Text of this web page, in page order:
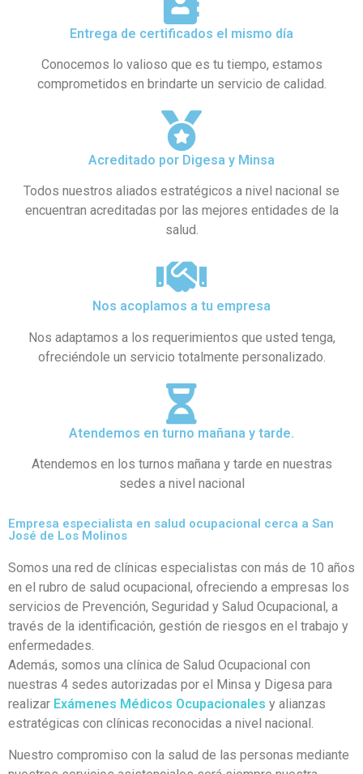
Entrega de certificados el mismo día
Conocemos lo valioso que es tu tiempo, estamos
comprometidos en brindarte un servicio de calidad.
Acreditado por Digesa y Minsa​
Todos nuestros aliados estratégicos a nivel nacional se
encuentran acreditadas por las mejores entidades de la
salud.
Nos acoplamos a tu empresa
Nos adaptamos a los requerimientos que usted tenga,
ofreciéndole un servicio totalmente personalizado.
Atendemos en turno mañana y tarde.
Atendemos en los turnos mañana y tarde en nuestras
sedes a nivel nacional
Empresa especialista en salud ocupacional cerca a San
José de Los Molinos
Somos una red de clínicas especialistas con más de 10 años
en el rubro de salud ocupacional, ofreciendo a empresas los
servicios de Prevención, Seguridad y Salud Ocupacional, a
través de la identificación, gestión de riesgos en el trabajo y
enfermedades.
Además, somos una clínica de Salud Ocupacional con
nuestras 4 sedes autorizadas por el Minsa y Digesa para
realizar Exámenes Médicos Ocupacionales y alianzas
estratégicas con clínicas reconocidas a nivel nacional.
Nuestro compromiso con la salud de las personas mediante